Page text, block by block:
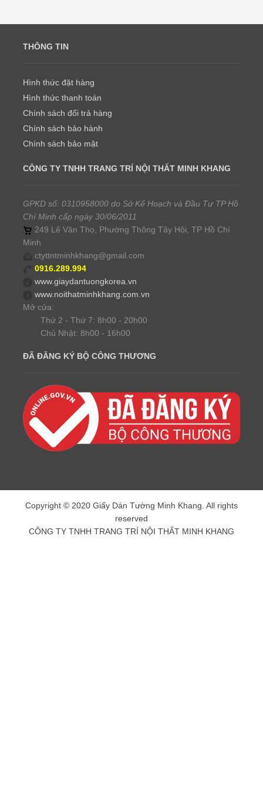
THÔNG TIN
Hình thức đặt hàng
Hình thức thanh toán
Chính sách đổi trả hàng
Chính sách bảo hành
Chính sách bảo mật
CÔNG TY TNHH TRANG TRÍ NỘI THẤT MINH KHANG
GPKD số: 0310958000 do Sở Kế Hoạch và Đầu Tư TP Hồ
Chí Minh cấp ngày 30/06/2011
249 Lê Văn Thọ, Phường Thông Tây Hội, TP Hồ Chí
Minh
ctyttntminhkhang@gmail.com
0916.289.994
www.giaydantuongkorea.vn
www.noithatminhkhang.com.vn
Mở cửa:
Thứ 2 - Thứ 7: 8h00 - 20h00
Chủ Nhật: 8h00 - 16h00
ĐÃ ĐĂNG KÝ BỘ CÔNG THƯƠNG
Copyright © 2020 Giấy Dán Tường Minh Khang. All rights
reserved
CÔNG TY TNHH TRANG TRÍ NỘI THẤT MINH KHANG